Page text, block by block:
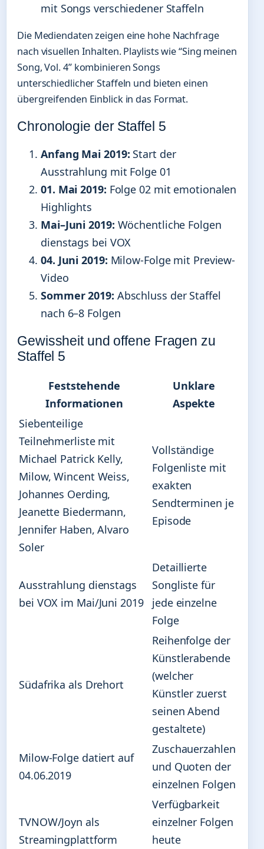
mit Songs verschiedener Staffeln
Die Mediendaten zeigen eine hohe Nachfrage
nach visuellen Inhalten. Playlists wie “Sing meinen
Song, Vol. 4” kombinieren Songs
unterschiedlicher Staffeln und bieten einen
übergreifenden Einblick in das Format.
Chronologie der Staffel 5
Anfang Mai 2019: Start der
Ausstrahlung mit Folge 01
01. Mai 2019: Folge 02 mit emotionalen
Highlights
Mai–Juni 2019: Wöchentliche Folgen
dienstags bei VOX
04. Juni 2019: Milow-Folge mit Preview-
Video
Sommer 2019: Abschluss der Staffel
nach 6–8 Folgen
Gewissheit und offene Fragen zu
Staffel 5
Feststehende
Informationen
Unklare
Aspekte
Siebenteilige
Teilnehmerliste mit
Michael Patrick Kelly,
Milow, Wincent Weiss,
Johannes Oerding,
Jeanette Biedermann,
Jennifer Haben, Alvaro
Soler
Vollständige
Folgenliste mit
exakten
Sendterminen je
Episode
Ausstrahlung dienstags
bei VOX im Mai/Juni 2019
Detaillierte
Songliste für
jede einzelne
Folge
Südafrika als Drehort
Reihenfolge der
Künstlerabende
(welcher
Künstler zuerst
seinen Abend
gestaltete)
Milow-Folge datiert auf
04.06.2019
Zuschauerzahlen
und Quoten der
einzelnen Folgen
TVNOW/Joyn als
Streamingplattform
Verfügbarkeit
einzelner Folgen
heute